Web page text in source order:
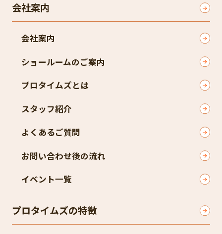
会社案内
会社案内
ショールームのご案内
プロタイムズとは
スタッフ紹介
よくあるご質問
お問い合わせ後の流れ
イベント一覧
プロタイムズの特徴